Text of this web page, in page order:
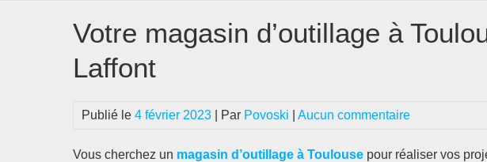
Votre magasin d’outillage à
Laffont
Publié le 4 février 2023 | Par Povoski Aucun commentaire
Vous cherchez un magasin d’outillage à Toulouse pour réaliser vos